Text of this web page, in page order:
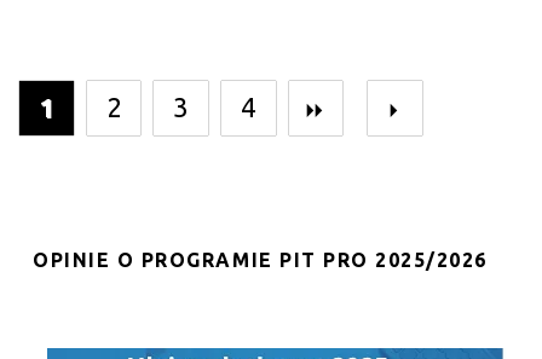
1 2 3 4
OPINIE O PROGRAMIE PIT PRO 2025/2026